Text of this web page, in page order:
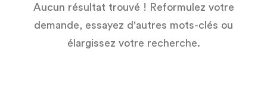
Aucun résultat trouvé ! Reformulez votre
demande, essayez d'autres mots-clés ou
élargissez votre recherche.